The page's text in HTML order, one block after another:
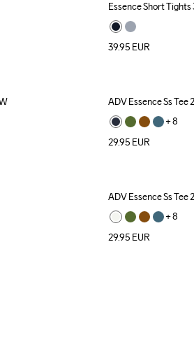
New
Essence Short Tights
39.95 EUR
ADV Essence Ss Tee
+ 8
29.95 EUR
ADV Essence Ss Tee
+ 8
29.95 EUR